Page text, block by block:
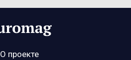
О проекте